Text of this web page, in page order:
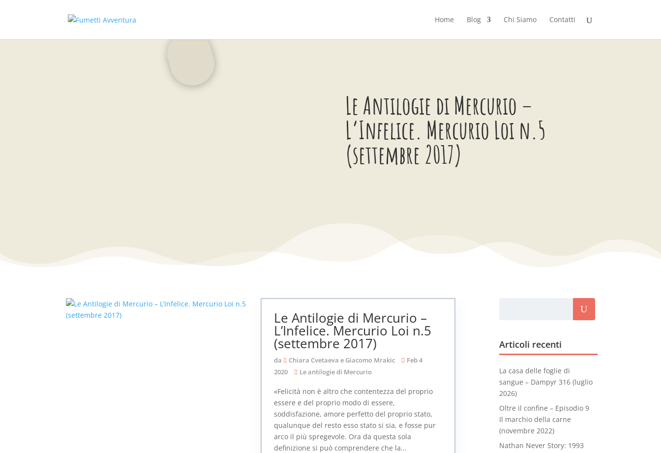
Home Blog Chi Siamo Contatti
Le Antilogie di Mercurio –
L’Infelice. Mercurio Loi n.5
(settembre 2017)
Le Antilogie di Mercurio –
L’Infelice. Mercurio Loi n.5
(settembre 2017)
da Chiara Cvetaeva e Giacomo Mrakic
Feb 4
2020
Le antilogie di Mercurio
«Felicità non è altro che contentezza del proprio
essere e del proprio modo di essere,
soddisfazione, amore perfetto del proprio stato,
qualunque del resto esso stato si sia, e fosse pur
arco il più spregevole. Ora da questa sola
definizione si può comprendere che la...
Articoli recenti
La casa delle foglie di
sangue – Dampyr 316 (luglio
2026)
Oltre il confine – Episodio 9
Il marchio della carne
(novembre 2022)
Nathan Never Story: 1993